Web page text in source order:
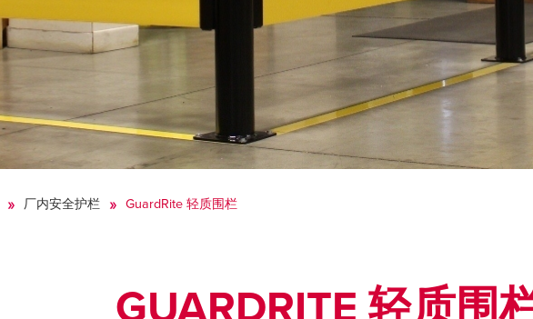
厂内安全护栏 GuardRite 轻质围栏
GUARDRITE 轻质围